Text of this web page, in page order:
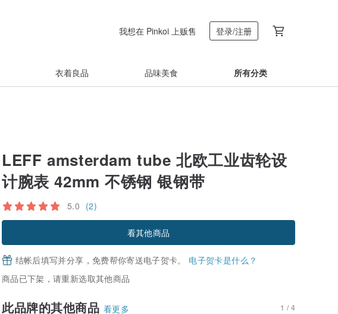
我想在 Pinkoi 上贩售 登录/注册
衣着良品 品味美食 所有分类
LEFF amsterdam tube 北欧工业齿轮设
计腕表 42mm 不锈钢 银钢带
5.0 (2)
看其他商品
结帐后填写并分享，免费帮你寄送电子贺卡。 电子贺卡是什么？
商品已下架，请重新选取其他商品
此品牌的其他商品 看更多 1 / 4